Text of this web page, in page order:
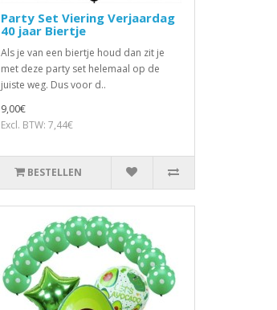
Party Set Viering Verjaardag
40 jaar Biertje
Als je van een biertje houd dan zit je
met deze party set helemaal op de
juiste weg. Dus voor d..
9,00€
Excl. BTW: 7,44€
BESTELLEN